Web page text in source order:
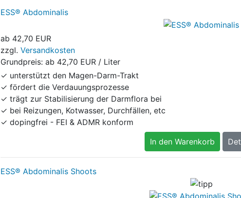
ESS® Abdominalis
ab 42,70 EUR
zzgl. Versandkosten
Grundpreis: ab 42,70 EUR / Liter
✓ unterstützt den Magen-Darm-Trakt
✓ fördert die Verdauungsprozesse
✓ trägt zur Stabilisierung der Darmflora bei
✓ bei Reizungen, Kotwasser, Durchfällen, etc
✓ dopingfrei - FEI & ADMR konform
In den Warenkorb
ESS® Abdominalis Shoots